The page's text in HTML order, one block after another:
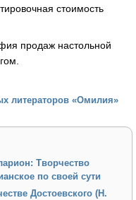
стоимость
продаж настольной
литераторов «Омилия»
Творчество
по своей сути
Достоевского (Н.